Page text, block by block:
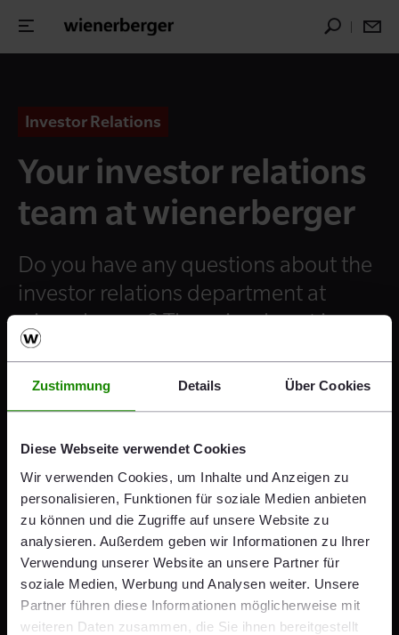
Zustimmung Details Über Cookies
Diese Webseite verwendet Cookies
Wir verwenden Cookies, um Inhalte und Anzeigen zu
personalisieren, Funktionen für soziale Medien anbieten
zu können und die Zugriffe auf unsere Website zu
analysieren. Außerdem geben wir Informationen zu Ihrer
Verwendung unserer Website an unsere Partner für
soziale Medien, Werbung und Analysen weiter. Unsere
Partner führen diese Informationen möglicherweise mit
weiteren Daten zusammen, die Sie ihnen bereitgestellt
Investor Relations
Your investor relations
team at wienerberger
Do you have any questions about the
investor relations department at
wienerberger? Then simply get in
touch with us!
Alfredo Sibilia
Senior Officer Investor Relations
Wienerberger AG
© © Katharina Schiffl
+43 1 60192 10221
Send e-mail